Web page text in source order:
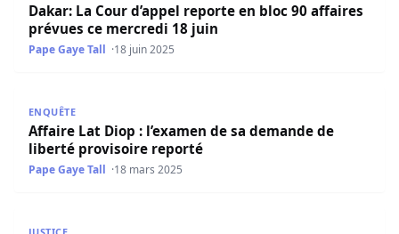
Dakar: La Cour d’appel reporte en bloc 90 affaires
prévues ce mercredi 18 juin
Pape Gaye Tall 18 juin 2025
ENQUÊTE
Affaire Lat Diop : l’examen de sa demande de
liberté provisoire reporté
Pape Gaye Tall 18 mars 2025